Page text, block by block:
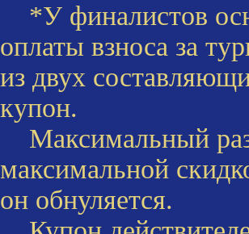
*У финалистов
оплаты взноса за
из двух
купон.
Максимальный
максимальной
он обнуляется.